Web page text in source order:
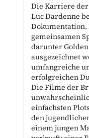
Die Karriere
Luc Dardenne
gemeinsamen
darunter
ausgezeichnet
umfangreiche
erfolgreichen
Die Filme der
einfachsten
den
einem jungen